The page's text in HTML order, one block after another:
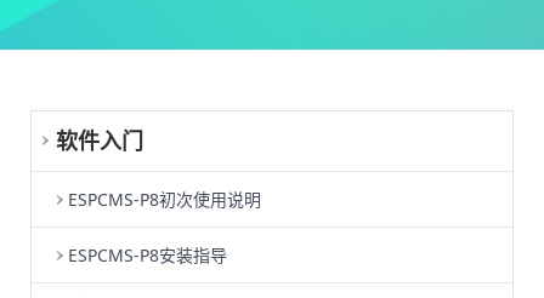
软件入门
ESPCMS-P8初次使用说明
ESPCMS-P8安装指导